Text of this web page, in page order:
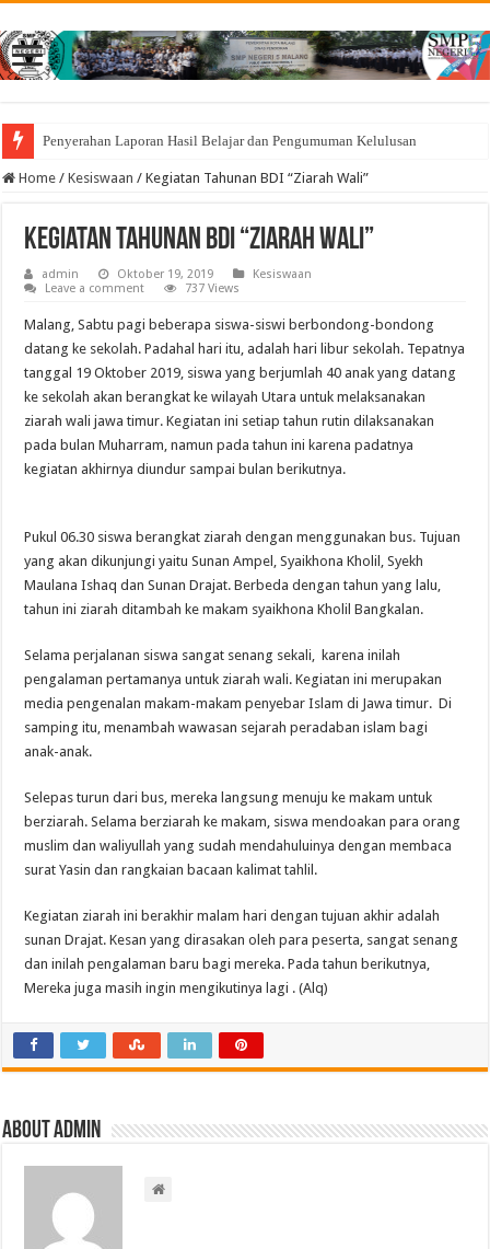
Penyerahan Laporan Hasil Belajar dan Pengumuman Kelulusan
Home / Kesiswaan / Kegiatan Tahunan BDI “Ziarah Wali”
Kegiatan Tahunan BDI “Ziarah Wali”
admin Oktober 19, 2019
Kesiswaan
Leave a comment
737 Views
Malang, Sabtu pagi beberapa siswa-siswi berbondong-bondong
datang ke sekolah. Padahal hari itu, adalah hari libur sekolah. Tepatnya
tanggal 19 Oktober 2019, siswa yang berjumlah 40 anak yang datang
ke sekolah akan berangkat ke wilayah Utara untuk melaksanakan
ziarah wali jawa timur. Kegiatan ini setiap tahun rutin dilaksanakan
pada bulan Muharram, namun pada tahun ini karena padatnya
kegiatan akhirnya diundur sampai bulan berikutnya.
Pukul 06.30 siswa berangkat ziarah dengan menggunakan bus. Tujuan
yang akan dikunjungi yaitu Sunan Ampel, Syaikhona Kholil, Syekh
Maulana Ishaq dan Sunan Drajat. Berbeda dengan tahun yang lalu,
tahun ini ziarah ditambah ke makam syaikhona Kholil Bangkalan.
Selama perjalanan siswa sangat senang sekali, karena inilah
pengalaman pertamanya untuk ziarah wali. Kegiatan ini merupakan
media pengenalan makam-makam penyebar Islam di Jawa timur. Di
samping itu, menambah wawasan sejarah peradaban islam bagi
anak-anak.
Selepas turun dari bus, mereka langsung menuju ke makam untuk
berziarah. Selama berziarah ke makam, siswa mendoakan para orang
muslim dan waliyullah yang sudah mendahuluinya dengan membaca
surat Yasin dan rangkaian bacaan kalimat tahlil.
Kegiatan ziarah ini berakhir malam hari dengan tujuan akhir adalah
sunan Drajat. Kesan yang dirasakan oleh para peserta, sangat senang
dan inilah pengalaman baru bagi mereka. Pada tahun berikutnya,
Mereka juga masih ingin mengikutinya lagi . (Alq)
About admin